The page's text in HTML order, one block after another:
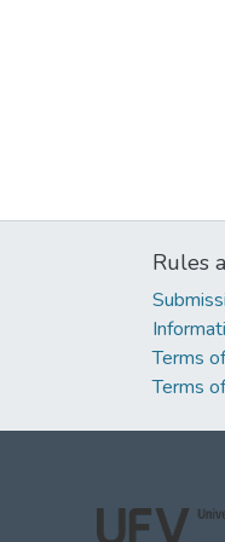
Rules
Terms
Terms